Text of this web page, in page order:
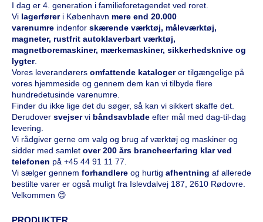
I dag er 4. generation i familieforetagendet ved roret.
Vi lagerfører i København mere end 20.000
varenumre indenfor skærende værktøj, måleværktøj,
magneter, rustfrit autoklaverbart værktøj,
magnetboremaskiner, mærkemaskiner, sikkerhedsknive og
lygter.
Vores leverandørers omfattende katalogerer tilgængelige på
vores hjemmeside og gennem dem kan vi tilbyde flere
hundredetusinde varenumre.
Finder du ikke lige det du søger, så kan vi sikkert skaffe det.
Derudover svejservi båndsavblade efter mål med dag-til-dag
levering.
Vi rådgiver gerne om valg og brug af værktøj og maskiner og
sidder med samlet over 200 års brancheerfaring klar ved
telefonen på +45 44 91 11 77
Vi sælger gennem forhandlere og hurtig afhentning af allerede
bestilte varer er også muligt fra Islevdalvej 187, 2610 Rødovre.
Velkommen 😊
PRODUKTER